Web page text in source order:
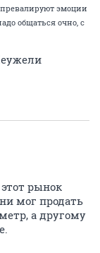
эмоции
общаться очно, с
рынок
мог продать
а другому